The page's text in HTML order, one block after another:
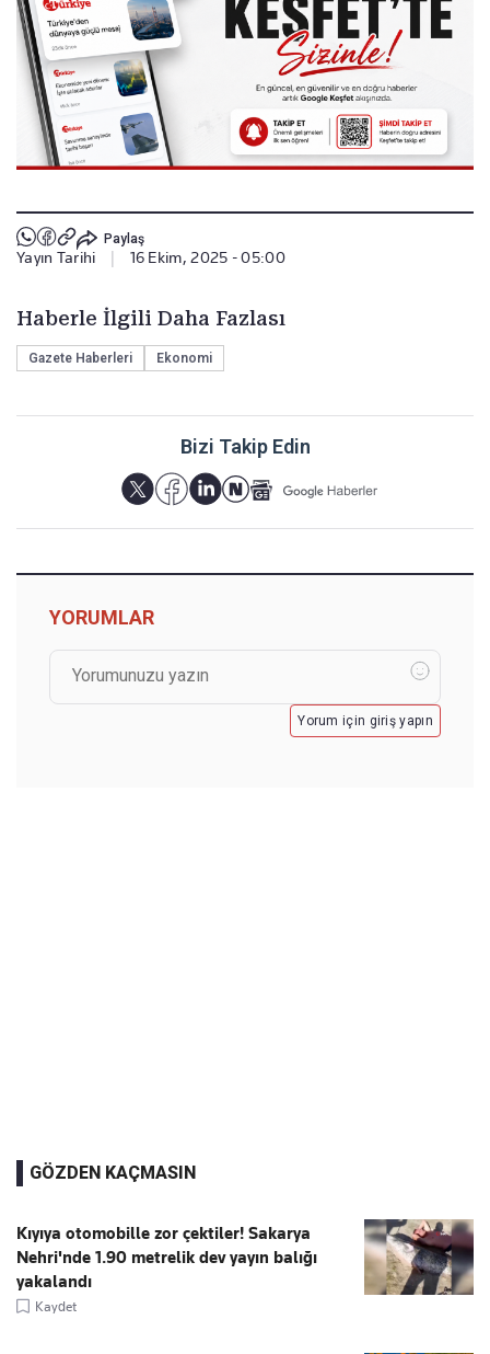
Paylaş
Yayın Tarihi 16 Ekim, 2025 - 05:00
Haberle İlgili Daha Fazlası
Gazete Haberleri Ekonomi
Bizi Takip Edin
YORUMLAR
Yorum için giriş yapın
GÖZDEN KAÇMASIN
Kıyıya otomobille zor çektiler! Sakarya
Nehri'nde 1.90 metrelik dev yayın balığı
yakalandı
Kaydet